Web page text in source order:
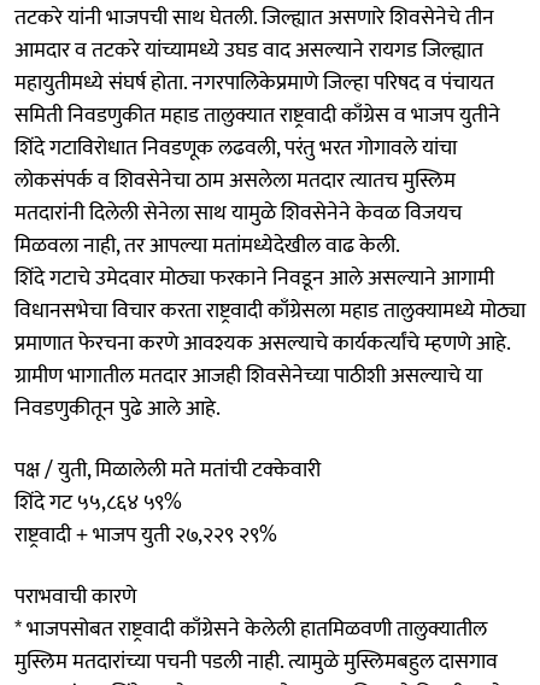
तटकरे यांनी भाजपची साथ घेतली. जिल्ह्यात असणारे शिवसेनेचे तीन
आमदार व तटकरे यांच्यामध्ये उघड वाद असल्याने रायगड जिल्ह्यात
महायुतीमध्ये संघर्ष होता. नगरपालिकेप्रमाणे जिल्हा परिषद व पंचायत
समिती निवडणुकीत महाड तालुक्यात राष्ट्रवादी काँग्रेस व भाजप युतीने
शिंदे गटाविरोधात निवडणूक लढवली, परंतु भरत गोगावले यांचा
लोकसंपर्क व शिवसेनेचा ठाम असलेला मतदार त्यातच मुस्लिम
मतदारांनी दिलेली सेनेला साथ यामुळे शिवसेनेने केवळ विजयच
मिळवला नाही, तर आपल्या मतांमध्येदेखील वाढ केली.
शिंदे गटाचे उमेदवार मोठ्या फरकाने निवडून आले असल्याने आगामी
विधानसभेचा विचार करता राष्ट्रवादी काँग्रेसला महाड तालुक्यामध्ये मोठ्या
प्रमाणात फेरचना करणे आवश्यक असल्याचे कार्यकर्त्यांचे म्हणणे आहे.
ग्रामीण भागातील मतदार आजही शिवसेनेच्या पाठीशी असल्याचे या
निवडणुकीतून पुढे आले आहे.
पक्ष / युती, मिळालेली मते मतांची टक्केवारी
शिंदे गट ५५,८६४ ५९%
राष्ट्रवादी + भाजप युती २७,२२९ २९%
पराभवाची कारणे
* भाजपसोबत राष्ट्रवादी काँग्रेसने केलेली हातमिळवणी तालुक्यातील
मुस्लिम मतदारांच्या पचनी पडली नाही. त्यामुळे मुस्लिमबहुल दासगाव